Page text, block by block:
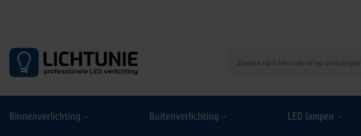
Binnenverlichting Buitenverlichting LED lampen